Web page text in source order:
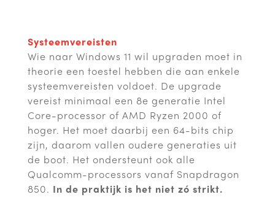
Systeemvereisten
Wie naar Windows 11 wil upgraden moet in
theorie een toestel hebben die aan enkele
systeemvereisten voldoet. De upgrade
vereist minimaal een 8e generatie Intel
Core-processor of AMD Ryzen 2000 of
hoger. Het moet daarbij een 64-bits chip
zijn, daarom vallen oudere generaties uit
de boot. Het ondersteunt ook alle
Qualcomm-processors vanaf Snapdragon
850. In de praktijk is het niet zó strikt.